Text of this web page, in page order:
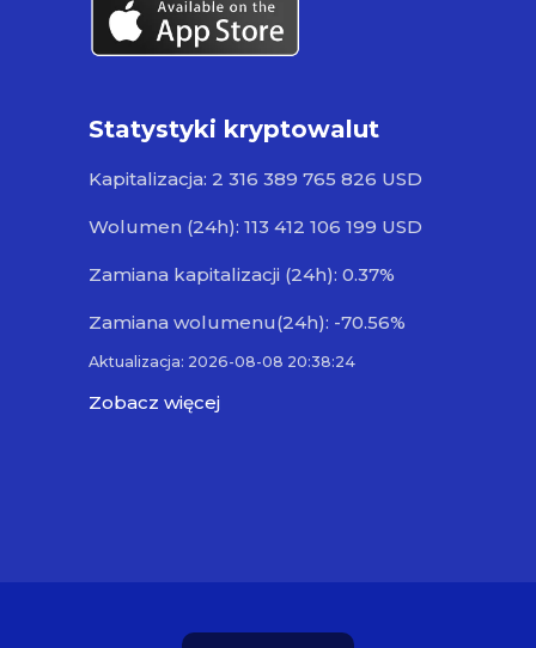
Statystyki kryptowalut
Kapitalizacja: 2 316 389 765 826 USD
Wolumen (24h): 113 412 106 199 USD
Zamiana kapitalizacji (24h): 0.37%
Zamiana wolumenu(24h): -70.56%
Aktualizacja: 2026-08-08 20:38:24
Zobacz więcej